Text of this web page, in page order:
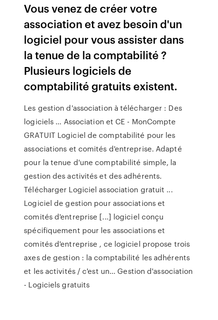
Vous venez de créer votre
association et avez besoin d'un
logiciel pour vous assister dans
la tenue de la comptabilité ?
Plusieurs logiciels de
comptabilité gratuits existent.
Les gestion d'association à télécharger : Des
logiciels ... Association et CE - MonCompte
GRATUIT Logiciel de comptabilité pour les
associations et comités d'entreprise. Adapté
pour la tenue d'une comptabilité simple, la
gestion des activités et des adhérents.
Télécharger Logiciel association gratuit ...
Logiciel de gestion pour associations et
comités d'entreprise [...] logiciel conçu
spécifiquement pour les associations et
comités d'entreprise , ce logiciel propose trois
axes de gestion : la comptabilité les adhérents
et les activités / c'est un... Gestion d'association
- Logiciels gratuits